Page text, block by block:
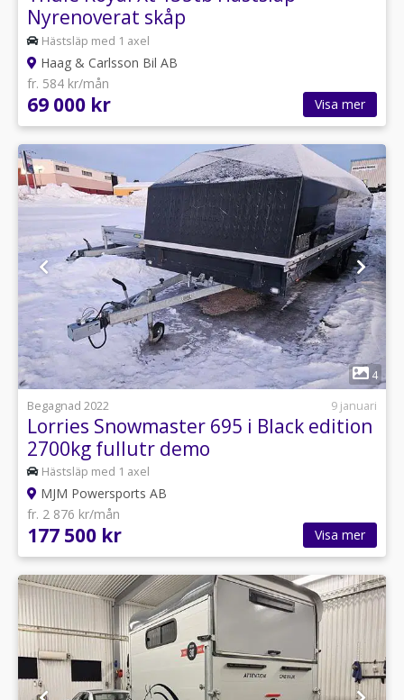
Nyrenoverat skåp
Hästsläp med 1 axel
Haag & Carlsson Bil AB
fr. 584 kr/mån
69 000 kr Visa mer
1
4
Begagnad 2022
9 januari
Lorries Snowmaster 695 i Black edition
2700kg fullutr demo
Hästsläp med 1 axel
MJM Powersports AB
fr. 2 876 kr/mån
177 500 kr Visa mer